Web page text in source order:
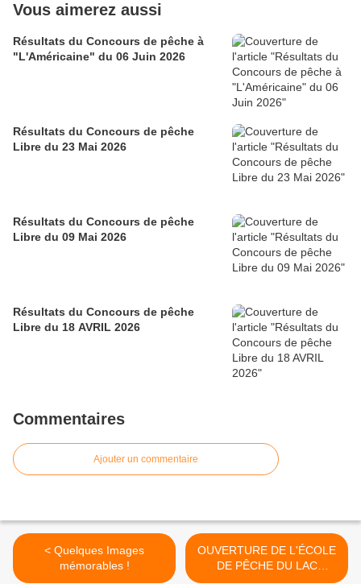
Vous aimerez aussi
Résultats du Concours de pêche à
"L'Américaine" du 06 Juin 2026
Résultats du Concours de pêche
Libre du 23 Mai 2026
Résultats du Concours de pêche
Libre du 09 Mai 2026
Résultats du Concours de pêche
Libre du 18 AVRIL 2026
Commentaires
Ajouter un commentaire
< Quelques Images
mémorables !
OUVERTURE DE L'ÉCOLE
DE PÊCHE DU LAC
D'ENGHIEN POUR LA